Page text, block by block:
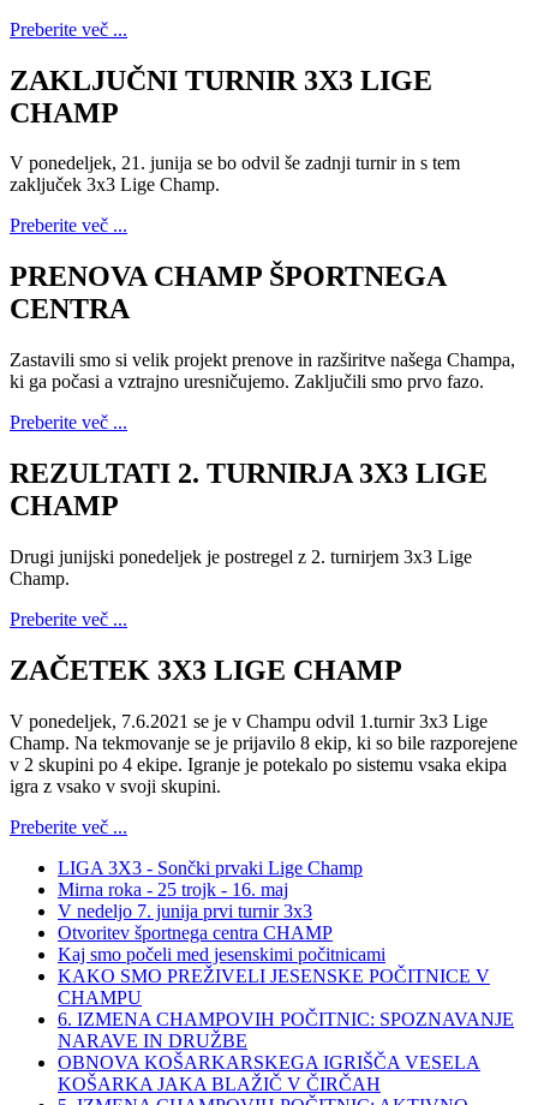
Preberite več ...
ZAKLJUČNI TURNIR 3X3 LIGE
CHAMP
V ponedeljek, 21. junija se bo odvil še zadnji turnir in s tem
zaključek 3x3 Lige Champ.
Preberite več ...
PRENOVA CHAMP ŠPORTNEGA
CENTRA
Zastavili smo si velik projekt prenove in razširitve našega Champa,
ki ga počasi a vztrajno uresničujemo. Zaključili smo prvo fazo.
Preberite več ...
REZULTATI 2. TURNIRJA 3X3 LIGE
CHAMP
Drugi junijski ponedeljek je postregel z 2. turnirjem 3x3 Lige
Champ.
Preberite več ...
ZAČETEK 3X3 LIGE CHAMP
V ponedeljek, 7.6.2021 se je v Champu odvil 1.turnir 3x3 Lige
Champ. Na tekmovanje se je prijavilo 8 ekip, ki so bile razporejene
v 2 skupini po 4 ekipe. Igranje je potekalo po sistemu vsaka ekipa
igra z vsako v svoji skupini.
Preberite več ...
LIGA 3X3 - Sončki prvaki Lige Champ
Mirna roka - 25 trojk - 16. maj
V nedeljo 7. junija prvi turnir 3x3
Otvoritev športnega centra CHAMP
Kaj smo počeli med jesenskimi počitnicami
KAKO SMO PREŽIVELI JESENSKE POČITNICE V
CHAMPU
6. IZMENA CHAMPOVIH POČITNIC: SPOZNAVANJE
NARAVE IN DRUŽBE
OBNOVA KOŠARKARSKEGA IGRIŠČA VESELA
KOŠARKA JAKA BLAŽIČ V ČIRČAH